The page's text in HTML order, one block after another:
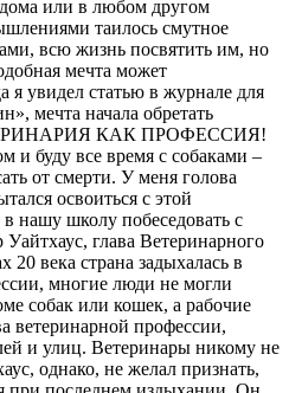
или в любом другом
таилось смутное
всю жизнь посвятить им, но
мечта может
я увидел статью в журнале для
мечта начала обретать
КАК ПРОФЕССИЯ!
и буду все время с собаками –
от смерти. У меня голова
освоиться с этой
нашу школу побеседовать с
глава Ветеринарного
20 века страна задыхалась в
многие люди не могли
собак или кошек, а рабочие
ветеринарной профессии,
и улиц. Ветеринары никому не
однако, не желал признать,